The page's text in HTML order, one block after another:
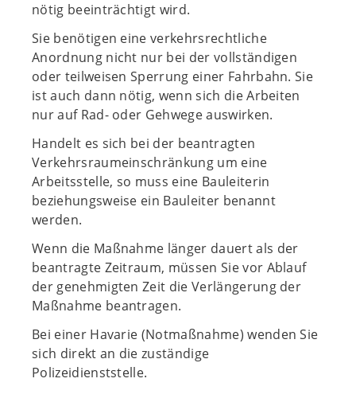
nötig beeinträchtigt wird.
Sie benötigen eine verkehrsrechtliche
Anordnung nicht nur bei der vollständigen
oder teilweisen Sperrung einer Fahrbahn. Sie
ist auch dann nötig, wenn sich die Arbeiten
nur auf Rad- oder Gehwege auswirken.
Handelt es sich bei der beantragten
Verkehrsraumeinschränkung um eine
Arbeitsstelle, so muss eine Bauleiterin
beziehungsweise ein Bauleiter benannt
werden.
Wenn die Maßnahme länger dauert als der
beantragte Zeitraum, müssen Sie vor Ablauf
der genehmigten Zeit die Verlängerung der
Maßnahme beantragen.
Bei einer Havarie (Notmaßnahme) wenden Sie
sich direkt an die zuständige
Polizeidienststelle.